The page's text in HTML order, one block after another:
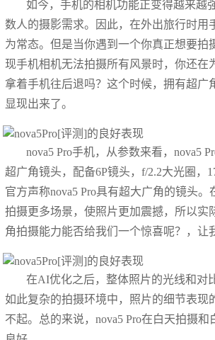
如今，手机的相机功能正变得越来越
数人的摄影需求。因此，在外出旅行时用
为常态。但是当你遇到一个你真正想要拍
现手机相机无法拍摄所有风景时，你还在
拿着手机往后退吗？这个时候，拥有超广
显现出来了。
nova5 Pro手机，从参数来看，nova5
超广角镜头，配备6P镜头，f/2.2大光圈，
官方声称nova5 Pro具有超大广角的镜头。
拍摄更多场景，使照片更加震撼，所以实
角拍摄能力能否给我们一个惊喜呢？，让
在AI优化之后，整体照片的光线和对
如此复杂的拍摄环境中，照片的细节表现
不起。总的来说，nova5 Pro在白天拍摄